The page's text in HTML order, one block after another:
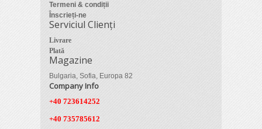
Termeni & condiții
Înscrieți-ne
Serviciul Clienți
Livrare
Plată
Magazine
Bulgaria, Sofia, Europa 82
Company Info
+40 723614252
+40 735785612